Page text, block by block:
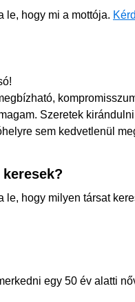
le, hogy mi a mottója.
Szeretek
sem kedvetlenül
le, hogy milyen társat
egy 50 év alatti